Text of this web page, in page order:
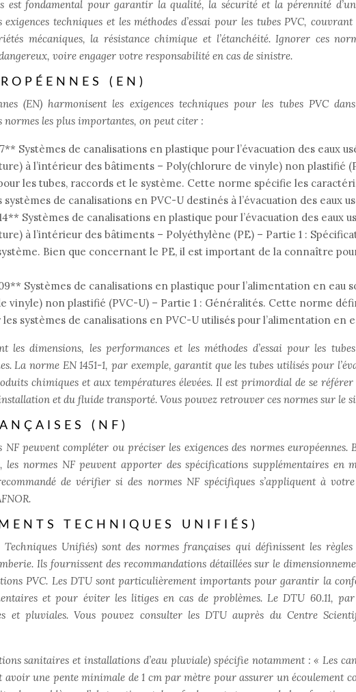
est fondamental pour garantir la qualité, la sécurité et la pérennité
techniques et les méthodes d’essai pour les tubes PVC, couvrant
mécaniques, la résistance chimique et l’étanchéité. Ignorer ces
voire engager votre responsabilité en cas de sinistre.
(EN)
(EN) harmonisent les exigences techniques pour les tubes PVC dans
normes les plus importantes, on peut citer :
Systèmes de canalisations en plastique pour l’évacuation des eaux
à l’intérieur des bâtiments – Poly(chlorure de vinyle) non plastifié
les tubes, raccords et le système. Cette norme spécifie les
de canalisations en PVC-U destinés à l’évacuation des eaux
Systèmes de canalisations en plastique pour l’évacuation des eaux
à l’intérieur des bâtiments – Polyéthylène (PE) – Partie 1 :
Bien que concernant le PE, il est important de la connaître
Systèmes de canalisations en plastique pour l’alimentation en eau
vinyle) non plastifié (PVC-U) – Partie 1 : Généralités. Cette norme
systèmes de canalisations en PVC-U utilisés pour l’alimentation en
les dimensions, les performances et les méthodes d’essai pour les
La norme EN 1451-1, par exemple, garantit que les tubes utilisés pour
chimiques et aux températures élevées. Il est primordial de se
et du fluide transporté. Vous pouvez retrouver ces normes sur le
(NF)
NF peuvent compléter ou préciser les exigences des normes européennes.
les normes NF peuvent apporter des spécifications supplémentaires en
de vérifier si des normes NF spécifiques s’appliquent à
TECHNIQUES UNIFIÉS)
Techniques Unifiés) sont des normes françaises qui définissent les
Ils fournissent des recommandations détaillées sur le
PVC. Les DTU sont particulièrement importants pour garantir la
et pour éviter les litiges en cas de problèmes. Le DTU 60.11,
et pluviales. Vous pouvez consulter les DTU auprès du Centre
sanitaires et installations d’eau pluviale) spécifie notamment : « Les
avoir une pente minimale de 1 cm par mètre pour assurer un écoulement